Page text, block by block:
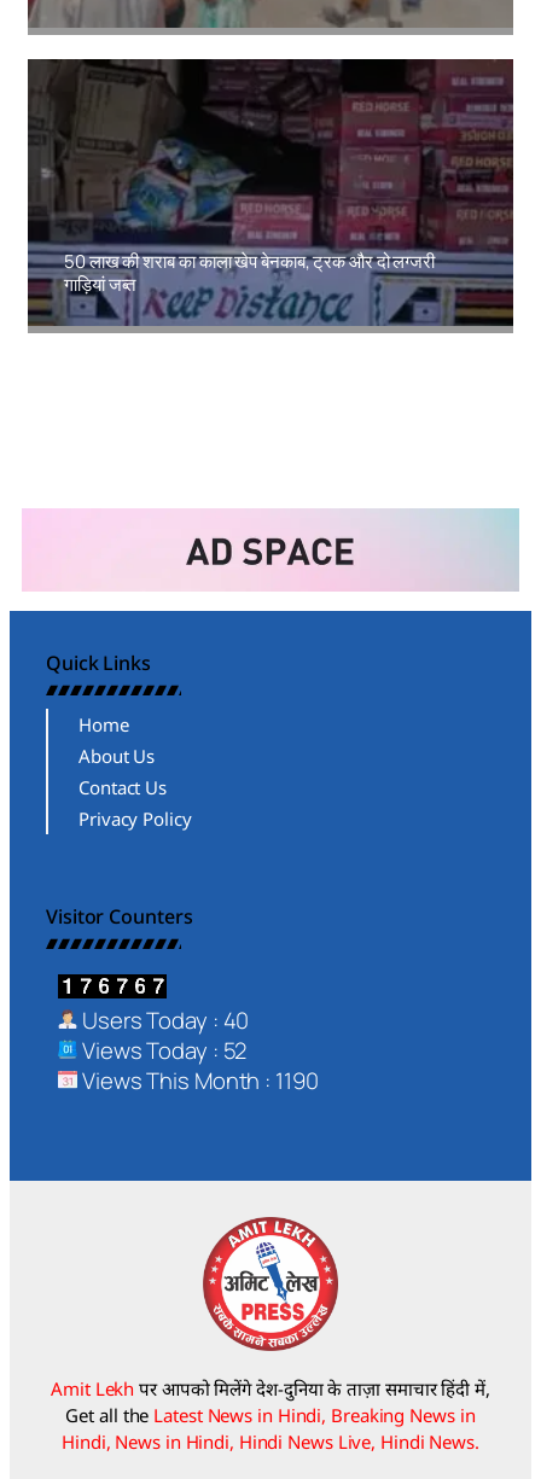
50 लाख की शराब का काला खेप बेनकाब, ट्रक और दो लग्जरी
गाड़ियां जब्त
Amit Lekh
Quick Links
Home
About Us
Contact Us
Privacy Policy
Visitor Counters
Users Today : 40
Views Today : 52
Views This Month : 1190
Amit Lekh पर आपको मिलेंगे देश-दुनिया के ताज़ा समाचार हिंदी में,
Get all the Latest News in Hindi, Breaking News in
Hindi, News in Hindi, Hindi News Live, Hindi News.